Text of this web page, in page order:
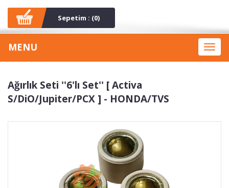
Sepetim : (0)
Toggle
MENU
Ağırlık Seti ''6'lı Set'' [ Activa
S/DiO/Jupiter/PCX ] - HONDA/TVS